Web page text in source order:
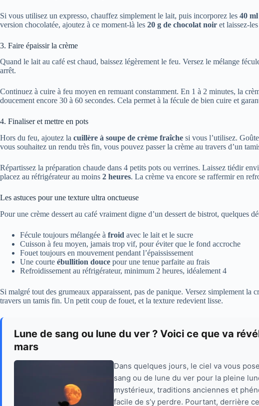
Si vous utilisez un expresso, chauffez simplement le lait, puis incorporez les 40 ml
version chocolatée, ajoutez à ce moment-là les 20 g de chocolat noir et laissez-
3. Faire épaissir la crème
Quand le lait au café est chaud, baissez légèrement le feu. Versez le mélange
arrêt.
Continuez à cuire à feu moyen en remuant constamment. En 1 à 2 minutes, la
doucement encore 30 à 60 secondes. Cela permet à la fécule de bien cuire et
4. Finaliser et mettre en pots
Hors du feu, ajoutez la cuillère à soupe de crème fraîche si vous l’utilisez.
vous souhaitez un rendu très fin, vous pouvez passer la crème au travers d’un
Répartissez la préparation chaude dans 4 petits pots ou verrines. Laissez tiédir
placez au réfrigérateur au moins 2 heures. La crème va encore se raffermir en
Les astuces pour une texture ultra onctueuse
Pour une crème dessert au café vraiment digne d’un dessert de bistrot, quelques
Fécule toujours mélangée à froid avec le lait et le sucre
Cuisson à feu moyen, jamais trop vif, pour éviter que le fond accroche
Fouet toujours en mouvement pendant l’épaississement
Une courte ébullition douce pour une tenue parfaite au frais
Refroidissement au réfrigérateur, minimum 2 heures, idéalement 4
Si malgré tout des grumeaux apparaissent, pas de panique. Versez simplement la
travers un tamis fin. Un petit coup de fouet, et la texture redevient lisse.
Lune de sang ou lune du ver ? Voici ce que va
mars
Dans quelques jours, le ciel va vous
sang ou de lune du ver pour la pleine
mystérieux, traditions anciennes et
facile de s’y perdre. Pourtant, derrière